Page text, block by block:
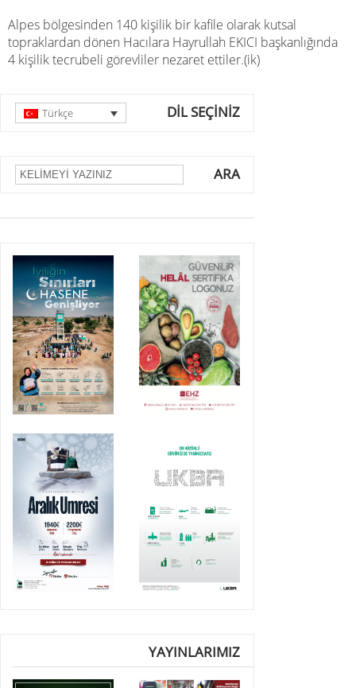
Alpes bölgesinden 140 kişilik bir kafile olarak kutsal
topraklardan dönen Hacılara Hayrullah EKICI başkanlığında
4 kişilik tecrubeli görevliler nezaret ettiler.(ik)
DİL SEÇİNİZ
Türkçe
ARA
YAYINLARIMIZ